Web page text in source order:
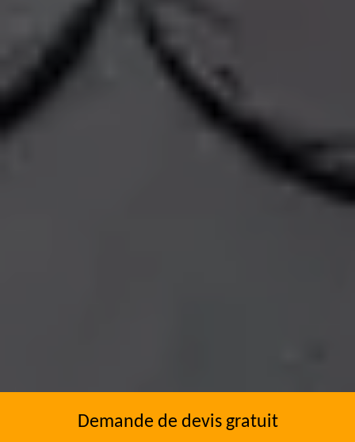
Demande de devis gratuit